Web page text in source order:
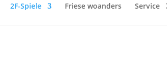
2F-Spiele Friese woanders Service